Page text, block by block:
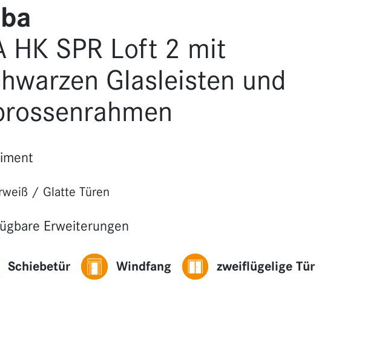
HK SPR Loft 2 mit
Glasleisten und
/ Glatte Türen
Erweiterungen
Schiebetür Windfang zweiflügelige Tür